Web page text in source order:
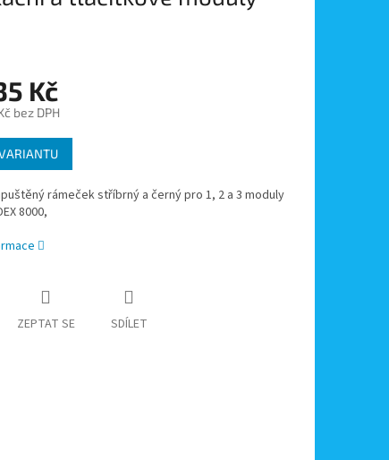
Kč
bez DPH
rámeček stříbrný a černý pro 1, 2 a 3 moduly
8000,
ZEPTAT SE SDÍLET